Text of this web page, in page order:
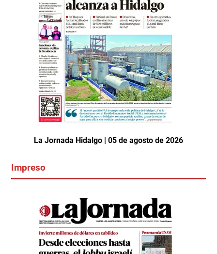
La Jornada Hidalgo | 05 de agosto de 2026
Impreso